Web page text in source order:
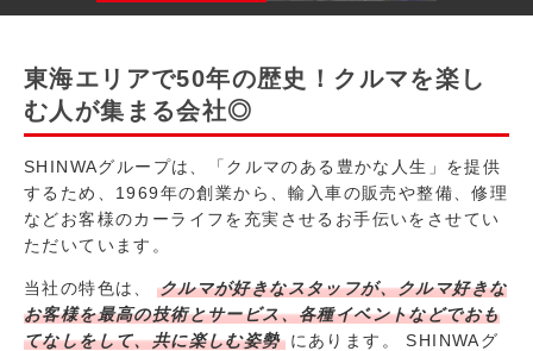
東海エリアで50年の歴史！クルマを楽し
む人が集まる会社◎
SHINWAグループは、「クルマのある豊かな人生」を提供
するため、1969年の創業から、輸入車の販売や整備、修理
などお客様のカーライフを充実させるお手伝いをさせてい
ただいています。
当社の特色は、
クルマが好きなスタッフが、クルマ好きな
お客様を最高の技術とサービス、各種イベントなどでおも
てなしをして、共に楽しむ姿勢 にあります。 SHINWAグ